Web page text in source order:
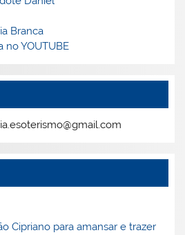
Branca
no YOUTUBE
Cipriano para amansar e trazer